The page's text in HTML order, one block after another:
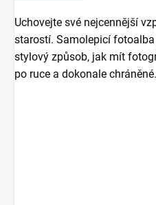
Uchovejte své nejcennější
starostí. Samolepicí
stylový způsob, jak mít
po ruce a dokonale chráněné.